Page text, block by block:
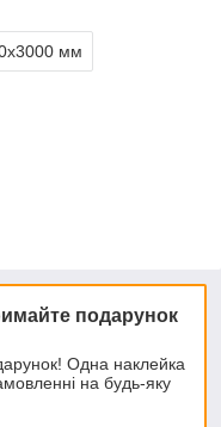
мм
подарунок
Одна наклейка
на будь-яку